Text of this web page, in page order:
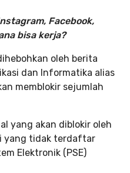
Facebook,
bisa kerja?
oleh berita
dan Informatika alias
memblokir sejumlah
yang akan diblokir oleh
yang tidak terdaftar
Elektronik (PSE)